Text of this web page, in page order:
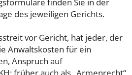
des jeweiligen Gerichts.
vor Gericht, hat jeder, der
Anwaltskosten für ein
Anspruch auf